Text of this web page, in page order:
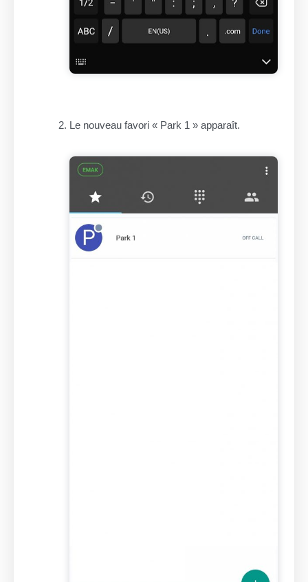
Le nouveau favori « Park 1 » apparaît.